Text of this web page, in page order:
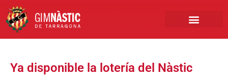
Ya disponible la lotería del Nàstic